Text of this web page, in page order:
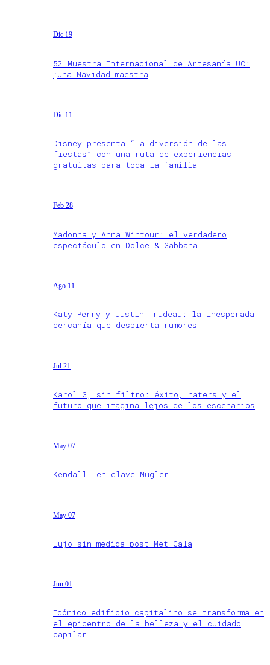
Dic 19
52 Muestra Internacional de Artesanía UC:
¡Una Navidad maestra
Dic 11
Disney presenta “La diversión de las
fiestas” con una ruta de experiencias
gratuitas para toda la familia
Feb 28
Madonna y Anna Wintour: el verdadero
espectáculo en Dolce & Gabbana
Ago 11
Katy Perry y Justin Trudeau: la inesperada
cercanía que despierta rumores
Jul 21
Karol G, sin filtro: éxito, haters y el
futuro que imagina lejos de los escenarios
May 07
Kendall, en clave Mugler
May 07
Lujo sin medida post Met Gala
Jun 01
Icónico edificio capitalino se transforma en
el epicentro de la belleza y el cuidado
capilar